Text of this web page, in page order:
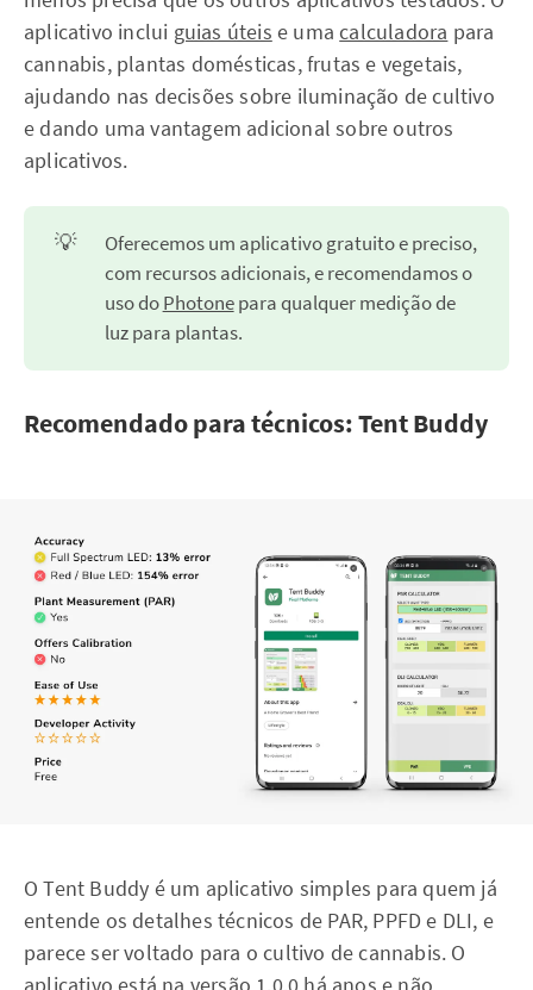
aplicativo inclui guias úteis e umacalculadora para
cannabis, plantas domésticas, frutas e vegetais,
ajudando nas decisões sobre iluminação de cultivo
e dando uma vantagem adicional sobre outros
aplicativos.
💡
Oferecemos um aplicativo gratuito e preciso,
com recursos adicionais, e recomendamos o
uso doPhotonepara qualquer medição de
luz para plantas.
Recomendado para técnicos: Tent Buddy
O Tent Buddy é um aplicativo simples para quem já
entende os detalhes técnicos de PAR, PPFD e DLI, e
parece ser voltado para o cultivo de cannabis. O